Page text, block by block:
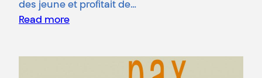
des jeune et profitait de…
Read more